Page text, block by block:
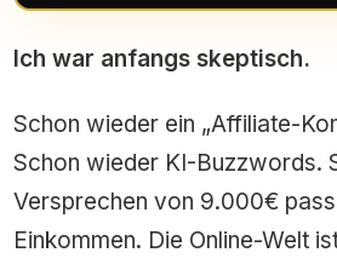
Ich war anfangs skeptisch.
Schon wieder ein „Affiliate-
Schon wieder KI-Buzzwords.
Versprechen von 9.000€
Einkommen. Die Online-Welt